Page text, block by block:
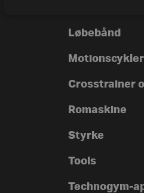
Løbebånd
Motionscykler
Crosstrainer
Romaskine
Styrke
Tools
Technogym-